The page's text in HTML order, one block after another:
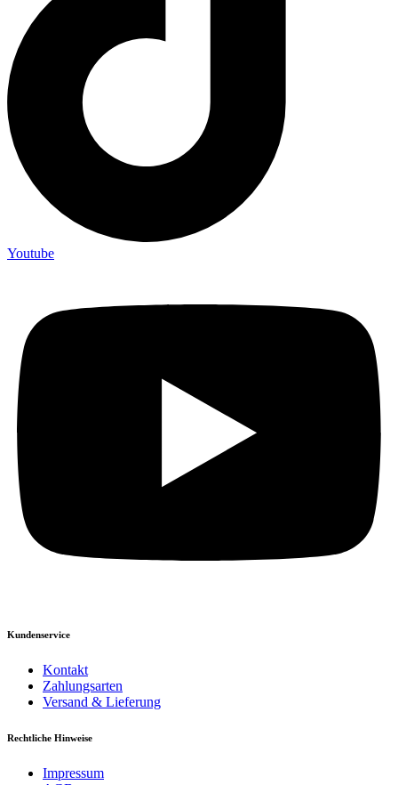
Youtube
Kundenservice
Kontakt
Zahlungsarten
Versand & Lieferung
Rechtliche Hinweise
Impressum